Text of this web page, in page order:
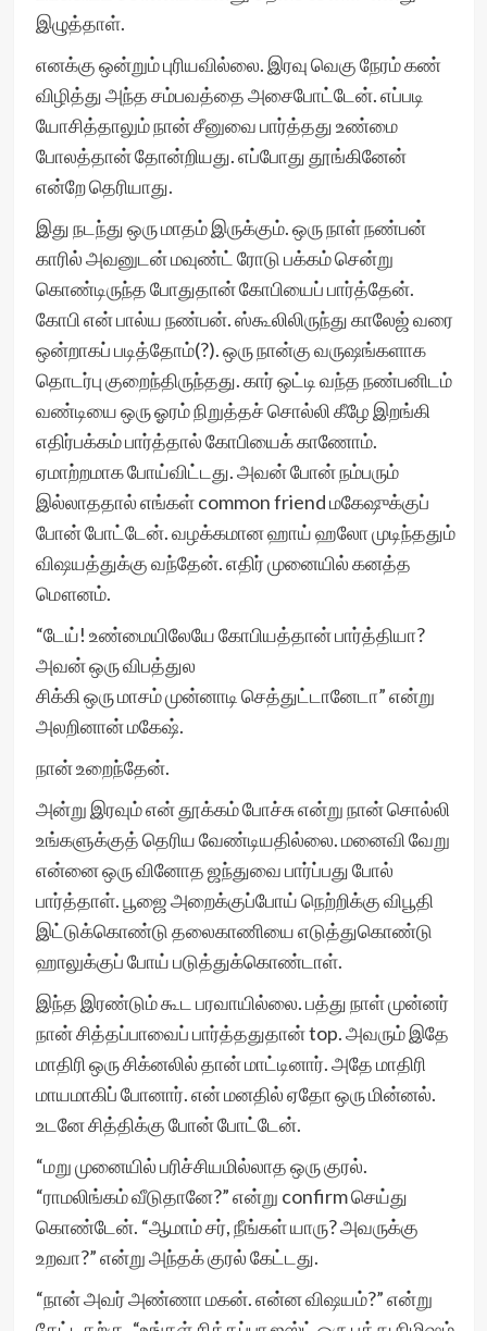
இழுத்தாள்.
எனக்கு ஒன்றும் புரியவில்லை. இரவு வெகு நேரம் கண்
விழித்து அந்த சம்பவத்தை அசைபோட்டேன். எப்படி
யோசித்தாலும் நான் சீனுவை பார்த்தது உண்மை
போலத்தான் தோன்றியது. எப்போது தூங்கினேன்
என்றே தெரியாது.
இது நடந்து ஒரு மாதம் இருக்கும். ஒரு நாள் நண்பன்
காரில் அவனுடன் மவுண்ட் ரோடு பக்கம் சென்று
கொண்டிருந்த போதுதான் கோபியைப் பார்த்தேன்.
கோபி என் பால்ய நண்பன். ஸ்கூலிலிருந்து காலேஜ் வரை
ஒன்றாகப் படித்தோம்(?). ஒரு நான்கு வருஷங்களாக
தொடர்பு குறைந்திருந்தது. கார் ஒட்டி வந்த நண்பனிடம்
வண்டியை ஒரு ஓரம் நிறுத்தச் சொல்லி கீழே இறங்கி
எதிர்பக்கம் பார்த்தால் கோபியைக் காணோம்.
ஏமாற்றமாக போய்விட்டது. அவன் போன் நம்பரும்
இல்லாததால் எங்கள் common friend மகேஷுக்குப்
போன் போட்டேன். வழக்கமான ஹாய் ஹலோ முடிந்ததும்
விஷயத்துக்கு வந்தேன். எதிர் முனையில் கனத்த
மௌனம்.
“டேய்! உண்மையிலேயே கோபியத்தான் பார்த்தியா?
அவன் ஒரு விபத்துல
சிக்கி ஒரு மாசம் முன்னாடி செத்துட்டானேடா” என்று
அலறினான் மகேஷ்.
நான் உறைந்தேன்.
அன்று இரவும் என் தூக்கம் போச்சு என்று நான் சொல்லி
உங்களுக்குத் தெரிய வேண்டியதில்லை. மனைவி வேறு
என்னை ஒரு வினோத ஜந்துவை பார்ப்பது போல்
பார்த்தாள். பூஜை அறைக்குப்போய் நெற்றிக்கு விபூதி
இட்டுக்கொண்டு தலைகாணியை எடுத்துகொண்டு
ஹாலுக்குப் போய் படுத்துக்கொண்டாள்.
இந்த இரண்டும் கூட பரவாயில்லை. பத்து நாள் முன்னர்
நான் சித்தப்பாவைப் பார்த்ததுதான் top. அவரும் இதே
மாதிரி ஒரு சிக்னலில் தான் மாட்டினார். அதே மாதிரி
மாயமாகிப் போனார். என் மனதில் ஏதோ ஒரு மின்னல்.
உடனே சித்திக்கு போன் போட்டேன்.
“மறு முனையில் பரிச்சியமில்லாத ஒரு குரல்.
“ராமலிங்கம் வீடுதானே?” என்று confirm செய்து
கொண்டேன். “ஆமாம் சர், நீங்கள் யாரு? அவருக்கு
உறவா?” என்று அந்தக் குரல் கேட்டது.
“நான் அவர் அண்ணா மகன். என்ன விஷயம்?” என்று